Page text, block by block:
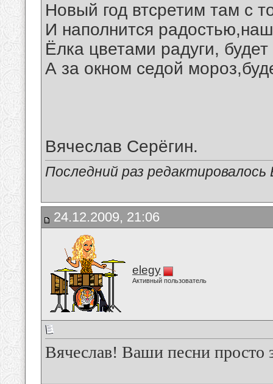
Новый год втсретим там с
И наполнится
Ёлка цветами радуги,
А за окном седой
Вячеслав Серёгин.
Последний раз
24.12.2009, 21:06
elegy
Активный пользователь
Вячеслав! Ваши песни просто